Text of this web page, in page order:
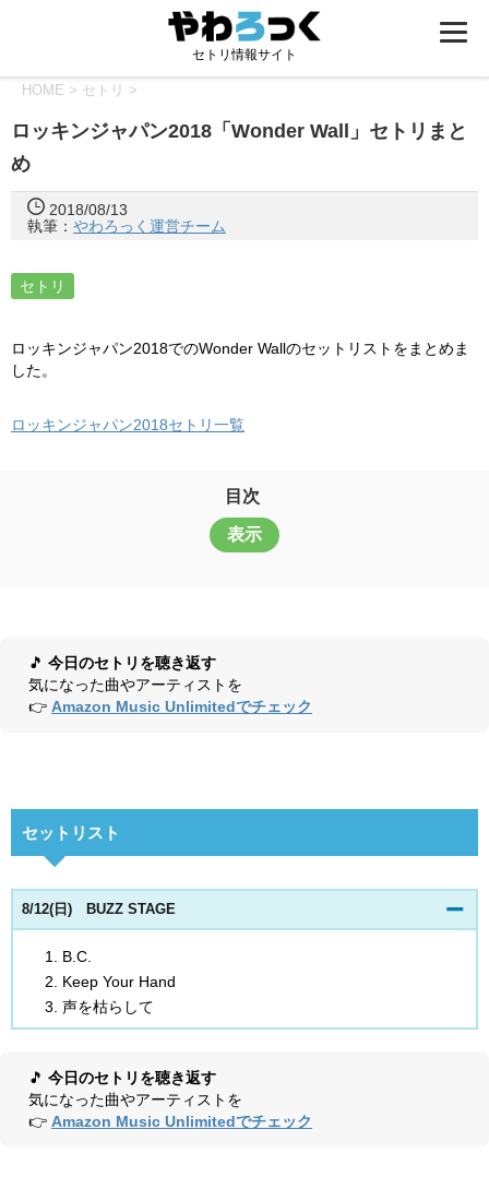
セトリ情報サイト
HOME > セトリ >
ロッキンジャパン2018「Wonder Wall」セトリまと
め
2018/08/13
執筆： やわろっく運営チーム
セトリ
ロッキンジャパン2018でのWonder Wallのセットリストをまとめま
した。
ロッキンジャパン2018セトリ一覧
目次
表示
🎵 今日のセトリを聴き返す
気になった曲やアーティストを
👉 Amazon Music Unlimitedでチェック
セットリスト
8/12(日) BUZZ STAGE
B.C.
Keep Your Hand
声を枯らして
🎵 今日のセトリを聴き返す
気になった曲やアーティストを
👉 Amazon Music Unlimitedでチェック